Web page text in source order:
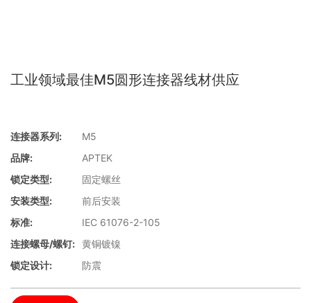
工业领域最佳M5圆形连接器线材供应
连接器系列:
M5
品牌:
APTEK
锁定类型:
固定螺丝
安装类型:
前后安装
标准:
IEC 61076-2-105
连接螺母/螺钉: 黄铜镀镍
锁定设计:
防震